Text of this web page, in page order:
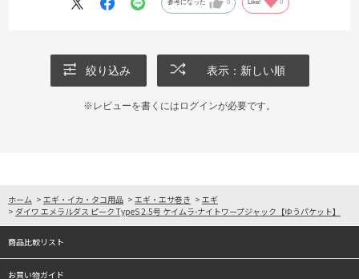
参考になった 0 Like! 0
絞り込み 表示：新しい順
※レビューを書くには ログインが必要です。
ホーム > エギ・イカ・タコ用品 > エギ・エサ巻き > エギ
> ダイワ エメラルダス ピーク TypeS 2.5号 ケイムラ-ナイトワープジャック【ゆうパケット】
商品比較リスト
お買い物ガイド